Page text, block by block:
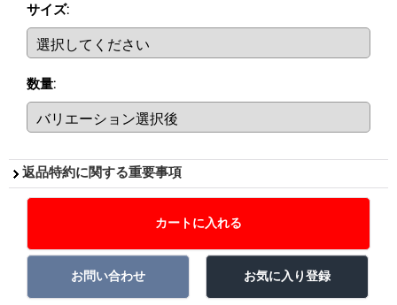
サイズ:
数量:
返品特約に関する重要事項